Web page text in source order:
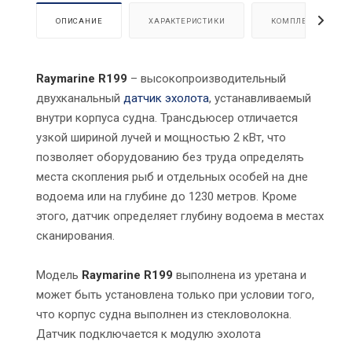
ОПИСАНИЕ ХАРАКТЕРИСТИКИ КОМПЛЕКТАЦИЯ
Raymarine R199 – высокопроизводительный
двухканальный датчик эхолота, устанавливаемый
внутри корпуса судна. Трансдьюсер отличается
узкой шириной лучей и мощностью 2 кВт, что
позволяет оборудованию без труда определять
места скопления рыб и отдельных особей на дне
водоема или на глубине до 1230 метров. Кроме
этого, датчик определяет глубину водоема в местах
сканирования.
Модель Raymarine R199 выполнена из уретана и
может быть установлена только при условии того,
что корпус судна выполнен из стекловолокна.
Датчик подключается к модулю эхолота